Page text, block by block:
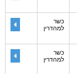
כשר
למהדרין
כשר
למהדרין